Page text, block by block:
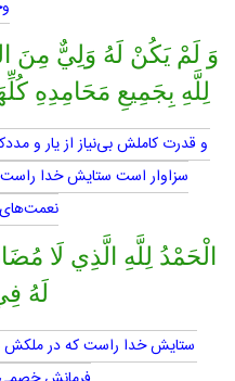
وَ لَمْ يَكُنْ لَهُ وَلِيٌّ مِنَ
لِلَّهِ بِجَمِيعِ مَحَامِدِهِ
و قدرت كاملش بى‌نياز از يار و
سزاوار است ستايش خدا راست
الْحَمْدُ لِلَّهِ الَّذِي لَا
لَهُ
ستايش خدا راست كه در ملكش